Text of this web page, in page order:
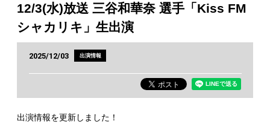
12/3(水)放送 三谷和華奈 選手「Kiss FM
シャカリキ」生出演
2025/12/03 出演情報
出演情報を更新しました！